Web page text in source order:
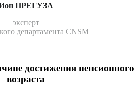
ПРЕГУЗА
эксперт
департамента CNSM
достижения пенсионного
возраста